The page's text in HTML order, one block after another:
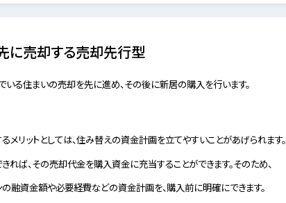
に売却する売却先行型
いる住まいの売却を先に進め、その後に新居の購入を行います。
メリットとしては、住み替えの資金計画を立てやすいことがあげられます。
れば、その売却代金を購入資金に充当することができます。そのため、
融資金額や必要経費などの資金計画を、購入前に明確にできます。